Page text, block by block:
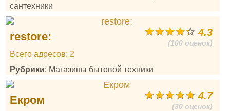
сантехники
4.3
(100 оценок)
restore:
Всего адресов: 2
Рубрики: Магазины бытовой техники
4.7
(30 оценок)
Екром